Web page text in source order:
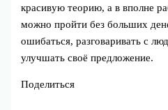
красивую теорию, а в вполне
можно пройти без больших
ошибаться, разговаривать с
улучшать своё предложение.
Поделиться